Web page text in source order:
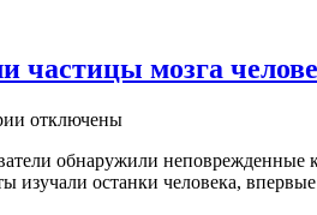
мозга
отключены
обнаружили неповрежденные
изучали останки человека,